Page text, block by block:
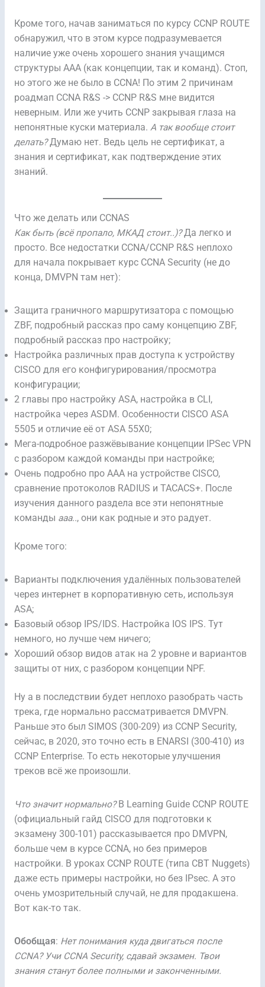
Кроме того, начав заниматься по курсу CCNP ROUTE
обнаружил, что в этом курсе подразумевается
наличие уже очень хорошего знания учащимся
структуры AAA (как концепции, так и команд). Стоп,
но этого же не было в CCNA! По этим 2 причинам
роадмап CCNA R&S -> CCNP R&S мне видится
неверным. Или же учить CCNP закрывая глаза на
непонятные куски материала. А так вообще стоит
делать?Думаю нет. Ведь цель не сертификат, а
знания и сертификат, как подтверждение этих
знаний.
Что же делать или CCNAS
Как быть (всё пропало, МКАД стоит..)?Да легко и
просто. Все недостатки CCNA/CCNP R&S неплохо
для начала покрывает курс CCNA Security (не до
конца, DMVPN там нет):
Защита граничного маршрутизатора с помощью
ZBF, подробный рассказ про саму концепцию ZBF,
подробный рассказ про настройку;
Настройка различных прав доступа к устройству
CISCO для его конфигурирования/просмотра
конфигурации;
2 главы про настройку ASA, настройка в CLI,
настройка через ASDM. Особенности CISCO ASA
5505 и отличие её от ASA 55X0;
Мега-подробное разжёвывание концепции IPSec VPN
с разбором каждой команды при настройке;
Очень подробно про AAA на устройстве CISCO,
сравнение протоколов RADIUS и TACACS+. После
изучения данного раздела все эти непонятные
команды aaa.., они как родные и это радует.
Кроме того:
Варианты подключения удалённых пользователей
через интернет в корпоративную сеть, используя
ASA;
Базовый обзор IPS/IDS. Настройка IOS IPS. Тут
немного, но лучше чем ничего;
Хороший обзор видов атак на 2 уровне и вариантов
защиты от них, с разбором концепции NPF.
Ну а в последствии будет неплохо разобрать часть
трека, где нормально рассматривается DMVPN.
Раньше это был SIMOS (300-209) из CCNP Security,
сейчас, в 2020, это точно есть в ENARSI (300-410) из
CCNP Enterprise. То есть некоторые улучшения
треков всё же произошли.
Что значит нормально?В Learning Guide CCNP ROUTE
(официальный гайд CISCO для подготовки к
экзамену 300-101) рассказывается про DMVPN,
больше чем в курсе CCNA, но без примеров
настройки. В уроках CCNP ROUTE (типа CBT Nuggets)
даже есть примеры настройки, но без IPsec. А это
очень умозрительный случай, не для продакшена.
Вот как-то так.
Обобщая: Нет понимания куда двигаться после
CCNA? Учи CCNA Security, сдавай экзамен. Твои
знания станут более полными и законченными.